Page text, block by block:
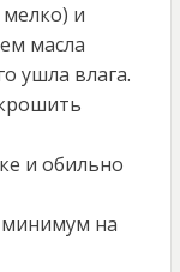
и
масла
ушла влага.
и обильно
минимум на